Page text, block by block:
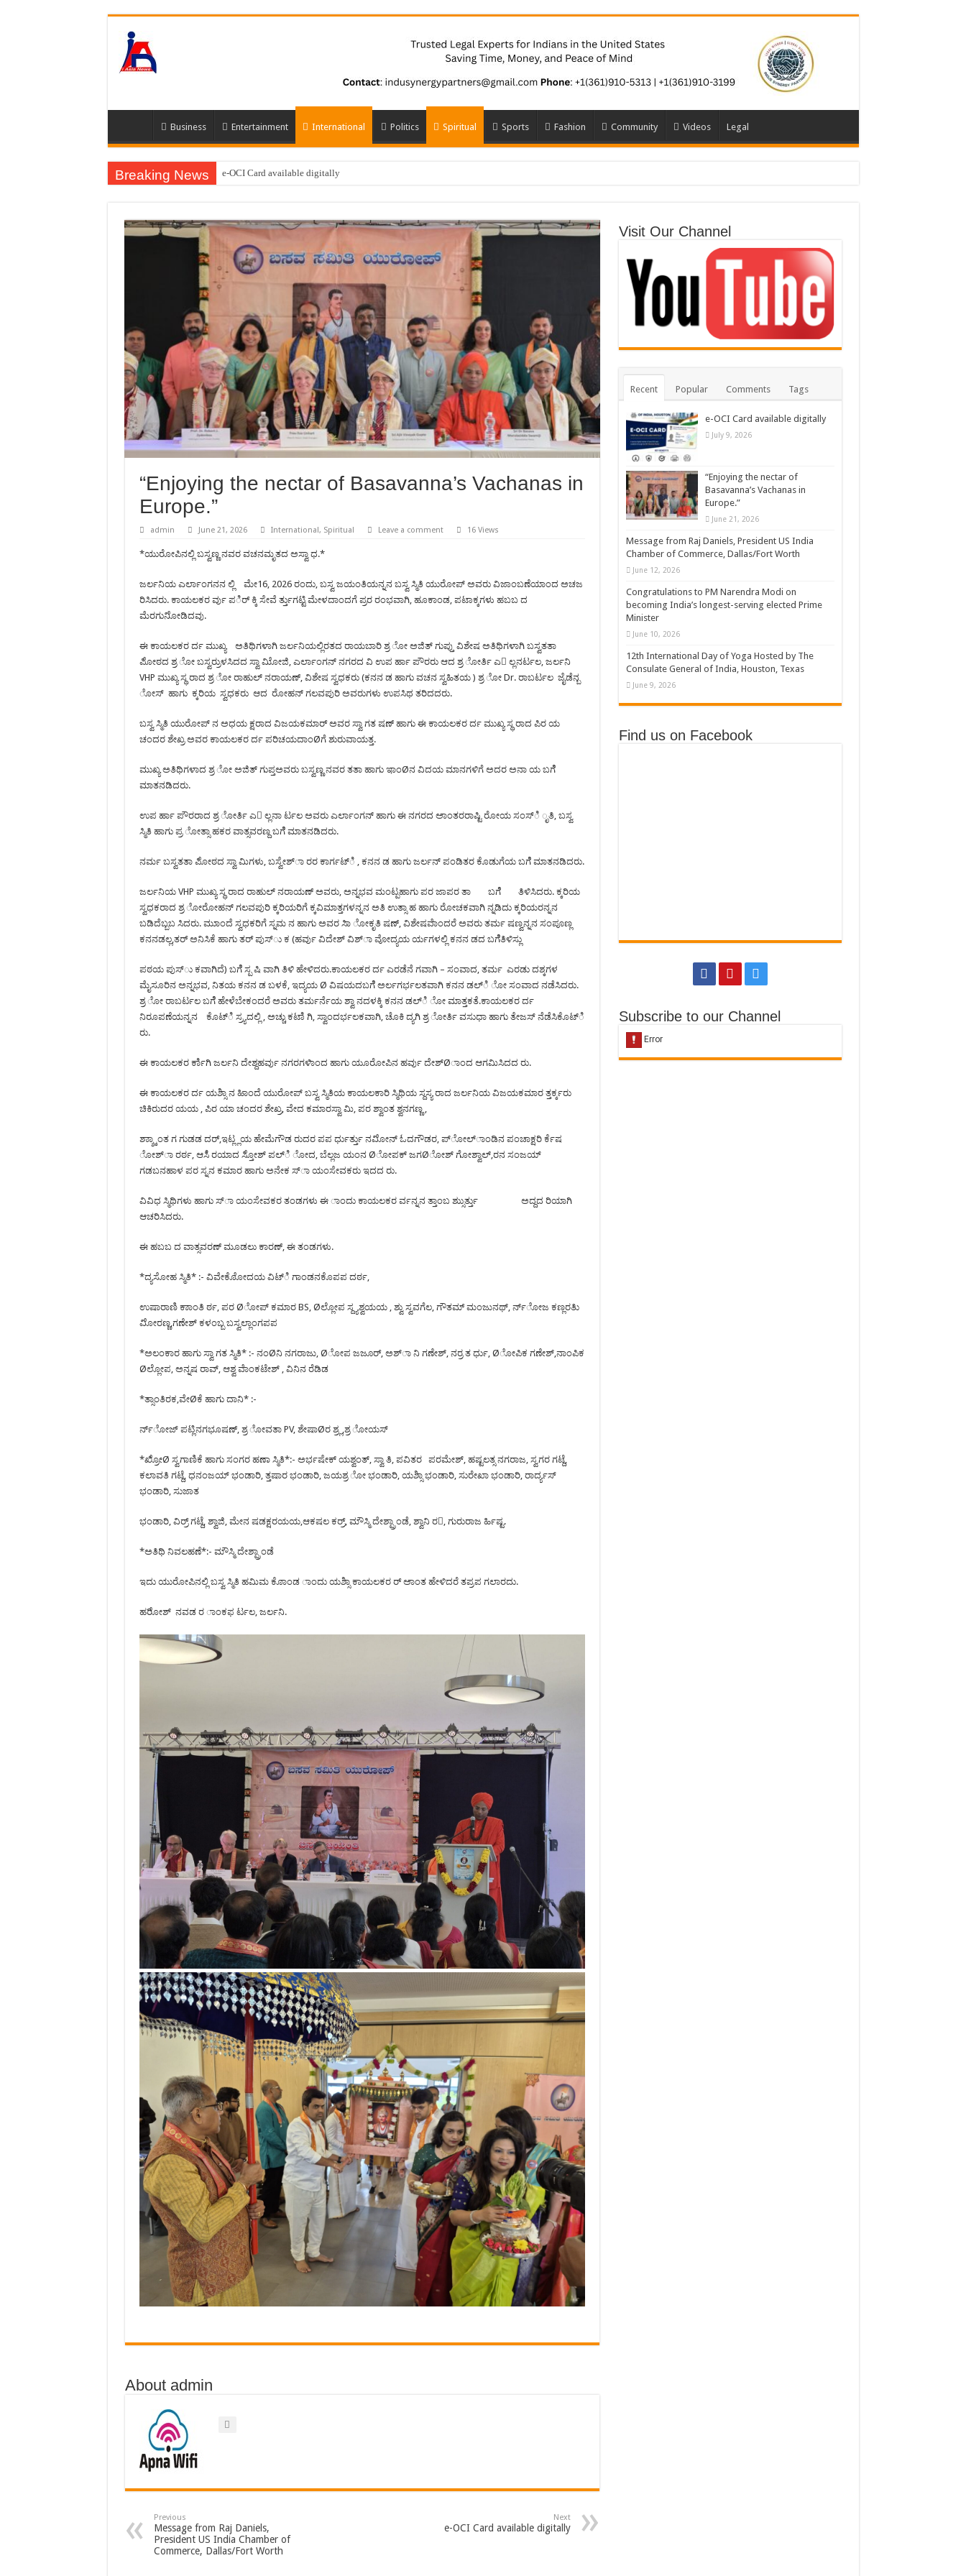
Business Entertainment International Politics Spiritual Sports Fashion Community Videos Legal
Breaking News e-OCI Card available digitally
“Enjoying the nectar of Basavanna’s Vachanas in
Europe.”
admin June 21, 2026 International, Spiritual Leave a comment 16 Views
*ಯುರೋಪಿನಲ್ಲಿ ಬಸ್ವಣ್ಣ ನವರ ವಚನಮೃತದ ಅಸ್ವಾ ಧ.*
ಜರ್ಲನಿಯ ಎರ್ಲಾಂಗನನ ಲ್ಲಿ ಮೇ16, 2026 ರಂದು, ಬಸ್ವ ಜಯಂತಿಯನ್ನನ ಬಸ್ವ ಸ್ಮಿತಿ ಯುರೋಪ್ ಅವರು ವಿಜಾಂಬಣೆಯಾಂದ ಅಚಜ
ರಿಸಿದರು. ಕಾಯಲಕರ ರ್ವು ಪರ್ಿ ಕ್ಕಿ ಸೇವೆ ರ್ತ್ತುಗಟ್ಟಿ ಮೇಳದಾಂದಗೆ ಪ್ರರ ರಂಭವಾಗಿ, ಹೂಕಾಂಡ, ಪಟಾಕ್ಕಗಳು ಹಬಬ ದ
ಮೆರಗುನಿೋಡಿದವು.
ಈ ಕಾಯಲಕರ ರ್ದ ಮುಖ್ಯ ಅತಿಥಿಗಳಾಗಿ ಜರ್ಲನಿಯಲ್ಲಿರತದ ರಾಯಬಾರಿ ಶ್ರ ೋ ಅಜಿತ್ ಗುಪ್ತು ವಿಶೇಷ ಅತಿಥಿಗಳಾಗಿ ಬಸ್ವತತಾ
ಪಿೋಠದ ಶ್ರ ೋ ಬಸ್ವರ್ರುಳಸಿದದ ಸ್ವಾ ಮಿೋಜಿ, ಎರ್ಲಾಂಗನ್ ನಗರದ ವಿ ಉಪ ರ್ಹಾ ಪೌರರು ಆದ ಶ್ರ ೋರ್ತಿ ಎ ಲ್ಲನರ್ಟಲ, ಜರ್ಲನಿ
VHP ಮುಖ್ಯ ಸ್ಥ ರಾದ ಶ್ರ ೋ ರಾಹುಲ್ ನರಾಯಣ್, ವಿಶೇಷ ಸ್ವಧಕರು (ಕನನ ಡ ಹಾಗು ವಚನ ಸ್ವಹಿತಯ ) ಶ್ರ ೋ Dr. ರಾಬರ್ಟಲ ಜೈಡೆನ್ಬ
ೋಸ್ ಹಾಗು ಕ್ಕರಿಯ ಸ್ವಧಕರು ಆದ ರೋಹನ್ ಗಲವಪುರಿ ಅವರುಗಳು ಉಪಸಿಥ ತರಿದದರು.
ಬಸ್ವ ಸ್ಮಿತಿ ಯುರೋಪ್ ನ ಅಧಯ ಕ್ಷರಾದ ವಿಜಯಕಮಾರ್ ಅವರ ಸ್ವಾ ಗತ ಷಣ್ ಹಾಗು ಈ ಕಾಯಲಕರ ರ್ದ ಮುಖ್ಯ ಸ್ಥ ರಾದ ಪಿರ ಯ
ಚಂದರ ಶೇಖ್ರ ಅವರ ಕಾಯಲಕರ ರ್ದ ಪರಿಚಯದಾಂØಗೆ ಶುರುವಾಯತ್ತ.
ಮುಖ್ಯ ಅತಿಥಿಗಳಾದ ಶ್ರ ೋ ಅಜಿತ್ ಗುಪ್ತಅವರು ಬಸ್ವಣ್ಣ ನವರ ತತಾ ಹಾಗು ಇಾಂØನ ವಿದಯ ಮಾನಗಳಿಗೆ ಅದರ ಅನಾ ಯ ಬಗೆೆ
ಮಾತನಡಿದರು.
ಉಪ ರ್ಹಾ ಪೌರರಾದ ಶ್ರ ೋರ್ತಿ ಎ ಲ್ಲನಾ ರ್ಟಲ ಅವರು ಎರ್ಲಾಂಗನ್ ಹಾಗು ಈ ನಗರದ ಅಾಂತರರಾಷ್ಟಿ ರೋಯ ಸಂಸ್ಿ ೃತಿ, ಬಸ್ವ
ಸ್ಮಿತಿ ಹಾಗು ಪ್ರ ೋತ್ಸಾ ಹಕರ ವಾತ್ಸವರಣ್ದ ಬಗೆೆ ಮಾತನಡಿದರು.
ನರ್ಮ ಬಸ್ವತತಾ ಪಿೋಠದ ಸ್ವಾ ಮಿಗಳು, ಬಸ್ವೇಶ್ಾ ರರ ಕಾರ್ಗಟ್ಿ , ಕನನ ಡ ಹಾಗು ಜರ್ಲನ್ ಪಂಡಿತರ ಕೊಡುಗೆಯ ಬಗೆೆ ಮಾತನಡಿದರು.
ಜರ್ಲನಿಯ VHP ಮುಖ್ಯ ಸ್ಥ ರಾದ ರಾಹುಲ್ ನರಾಯಣ್ ಅವರು, ಅನ್ನಭವ ಮಂಟ್ಪಹಾಗು ಪರ ಜಾಪರ ತಾ ಬಗೆೆ ತಿಳಿಸಿದರು. ಕ್ಕರಿಯ
ಸ್ವಧಕರಾದ ಶ್ರ ೋರೋಹನ್ ಗಲವಪುರಿ ಕ್ಕರಿಯರಿಗೆ ಕ್ಕವಿಮಾತ್ತಗಳನ್ನನ ಅತಿ ಉತ್ಸಾ ಹ ಹಾಗು ರೋಚಕವಾಗಿ ನ್ನಡಿದು ಕ್ಕರಿಯರನ್ನನ
ಬಡಿದೆಬ್ಬಬ ಸಿದರು. ಮುಾಂದೆ ಸ್ವಧಕರಿಗೆ ಸ್ನಮ ನ ಹಾಗು ಅವರ ಸಿಾ ೋಕೃತಿ ಷಣ್, ವಿಶೇಷವೆಾಂದರೆ ಅವರು ತರ್ಮ ಷಣ್ವನ್ನನ ಸಂಪೂಣ್ಲ
ಕನನಡಲ್ಲ,ತರ್ ಅನಿಸಿಕೆ ಹಾಗು ತರ್ ಪುಸ್ು ಕ (ಹರ್ವು ವಿದೇಶ್ ವಿಶ್ಾ ವೋದ್ಯಯ ರ್ಯಗಳಲ್ಲಿ ಕನನ ಡದ ಬಗೆೆತಿಳಿಸ್ಲು
ಪಠಯ ಪುಸ್ು ಕವಾಗಿದೆ) ಬಗೆೆ ಸ್ಪ ಷಿ ವಾಗಿ ತಿಳಿ ಹೇಳಿದರು.ಕಾಯಲಕರ ರ್ದ ಎರಡೆನೆ ಗವಾಗಿ – ಸಂವಾದ, ತರ್ಮ ಎರಡು ದಶ್ಕಗಳ
ಮೈಸೂರಿನ ಅನ್ನಭವ, ನಿತಯ ಕನನ ಡ ಬಳಕೆ, ಇದ್ಯಯ Ø ವಿಷಯದಬಗೆೆ ಅರ್ಲಗರ್ಭಲತವಾಗಿ ಕನನ ಡಲ್ಿ ೋ ಸಂವಾದ ನಡೆಸಿದರು.
ಶ್ರ ೋ ರಾಬರ್ಟಲ ಬಗೆೆ ಹೇಳೆಬೇಕಂದರೆ ಅವರು ತರ್ಮರ್ನೆಯ ಶ್ವಾ ನದಳಕ್ಕಿ ಕನನ ಡಲ್ಿ ೋ ಮಾತ್ತಕತೆ.ಕಾಯಲಕರ ರ್ದ
ನಿರೂಪಣೆಯನ್ನನ ಕೊಟ್ಿ ಸ್ರ್ಯದಲ್ಲಿ , ಅಚ್ಚು ಕಟಾಿ ಗಿ, ಸ್ವಾಂದರ್ಭಲಕವಾಗಿ, ಚೊಕಿ ದ್ಯಗಿ ಶ್ರ ೋರ್ತಿ ವಸುಧಾ ಹಾಗು ತೇಜಸ್ ನೆಡೆಸಿಕೊಟ್ಿ
ರು.
ಈ ಕಾಯಲಕರ ರ್ಕಾಿಗಿ ಜರ್ಲನಿ ದೇಶ್ದಹರ್ವು ನಗರಗಳಿಾಂದ ಹಾಗು ಯೂರೋಪಿನ ಹರ್ವು ದೇಶ್Øಾಂದ ಆಗಮಿಸಿದದ ರು.
ಈ ಕಾಯಲಕರ ರ್ದ ಯಶ್ಸಿಾ ನ ಹಿಾಂದೆ ಯುರೋಪ್ ಬಸ್ವ ಸ್ಮಿತಿಯ ಕಾಯಲಕಾರಿ ಸ್ಮಿಥಿಯ ಸ್ದಸ್ಯ ರಾದ ಜರ್ಲನಿಯ ವಿಜಯಕಮಾರ ತ್ತರ್ಕ್ಕರು
ಚಿಕಿರುದರ ಯಯ , ಪಿರ ಯಾ ಚಂದರ ಶೇಖ್ರ, ವೇದ ಕಮಾರಸ್ವಾ ಮಿ, ಪರ ಶ್ವಾಂತ ಶ್ವನಗಣ್ಣ ,
ಶ್ಶ್ಕಾಾಂತ ಗ ಗುಡಡ ದರ್,ಇಟ್ಲ್ಲಯ ಹೇಮೆಗೌಡ ರುದರ ಪಪ ರ್ಧುರ್ತ್ತು ನವಿೋನ್ ಓದಗೌಡರ, ಪ್ೋಲ್ಾಂಡಿನ ಪಂಚಾಕ್ಷರಿ ರ್ಕೆಷ
ೋಶ್ಾ ರರ್ಠ, ಆಸಿಿ ರಯಾದ ಸ್ತಿೋಶ್ ಪಲ್ಿ ೋದ, ಬೆಲ್ಲಜ ಯಂನ Øೋಪಕ್ ಜಗØೋಶ್ ಗೋಶ್ವಾಲ್,ರನ ಸಂಜಯ್
ಗಡಬನಹಾಳ ಪರ ಸ್ನನ ಕಮಾರ ಹಾಗು ಅನೇಕ ಸ್ಾ ಯಂಸೇವಕರು ಇದದ ರು.
ವಿವಿಧ ಸ್ಮಿಥಿಗಳು ಹಾಗು ಸ್ಾ ಯಂಸೇವಕರ ತಂಡಗಳು ಈ ಾಂದು ಕಾಯಲಕರ ರ್ವನ್ನನ ತ್ತಾಂಬ ಶ್ಸುುರ್ತ್ತು ಅದ್ದದ ರಿಯಾಗಿ
ಆಚರಿಸಿದರು.
ಈ ಹಬಬ ದ ವಾತ್ಸವರಣ್ ಮೂಡಲು ಕಾರಣ್, ಈ ತಂಡಗಳು.
*ದ್ಯಸೋಹ ಸ್ಮಿತಿ* :- ವಿವೇಕೊೋದಯ ವಿಟ್ಿ ಗಾಂಡನಕೊಪಪ ದರ್ಠ,
ಉಷಾರಾಣಿ ಕಾಾಂತಿ ರ್ಠ, ಪರ Øೋಪ್ ಕಮಾರ BS, Øಲ್ಲೋಪ ಸ್ದ್ಯಶ್ವಯಯ , ಶ್ವು ಸ್ವವಗೆಲ, ಗೌತಮ್ ಮಂಜುನಥ್, ರ್ನ್ೋಜ ಕಣ್ಲರತಿು
ವಿೋರಣ್ಣ,ಗಣೇಶ್ ಕಳಂಬ್ಬ ಬಸ್ವಲ್ಲಾಂಗಪಪ
*ಅಲಂಕಾರ ಹಾಗು ಸ್ವಾ ಗತ ಸ್ಮಿತಿ* :- ನಂØನಿ ನಗರಾಜು, Øೋಪ ಜಜೂರ್, ಅಶ್ಾ ನಿ ಗಣೇಶ್, ನರ್ರ ತ ರ್ಧು, Øೋಪಿಕ ಗಣೇಶ್,ನಾಂಪಿಕ
Øಲ್ಲೋಪ, ಅನ್ನಷ ರಾವ್, ಆಶ್ವ ವೆಾಂಕಟೇಶ್ , ವಿನಿನ ರೆಡಿಡ
*ತ್ಸಾಂತಿರಕ,ವೇØಕೆ ಹಾಗು ದಾನಿ* :-
ರ್ನ್ೋಜ್ ಪಟ್ಲಿನಗಭೂಷಣ್, ಶ್ರ ೋವತಾ PV, ಶೇಷಾØರ ಶ್ರ್ಲ,ಶ್ರ ೋಯಸ್
*ಖ್ರಿೋØ ಸ್ವಗಾಣಿಕೆ ಹಾಗು ಸಂಗರ ಹಣಾ ಸ್ಮಿತಿ*:- ಅರ್ಭಷೇಕ್ ಯಶ್ವಂತ್, ಸ್ವಾ ತಿ, ಪವಿತರ ಪರಮೇಶ್, ಹಷ್ಟಲತ್ಸ ನಗರಾಜ, ಸ್ವಗರ ಗಟ್ದೆ,
ಕಲಾವತಿ ಗಟ್ದೆ, ಧನಂಜಯ್ ಭಂಡಾರಿ, ತ್ತಷಾರ ಭಂಡಾರಿ, ಜಯಶ್ರ ೋ ಭಂಡಾರಿ, ಯಶ್ಸಿಾ ಭಂಡಾರಿ, ಸುರೇಖಾ ಭಂಡಾರಿ, ರಾರ್ದ್ಯಸ್
ಭಂಡಾರಿ, ಸುಜಾತ
ಭಂಡಾರಿ, ವಿರ್ರ್ ಗಟ್ದೆ, ಶ್ವಾಜಿ, ಮೇನ ಷಡಕ್ಷರಯಯ,ಆಕಷಲ ಕರ್ರ್, ಮೌಸ್ಮಿ ದೇಶ್ಪ್ರಾಂಡೆ, ಶ್ವಾನಿ ರ, ಗುರುರಾಜ ರ್ಹಿಷ್ಟ.
*ಅತಿಥಿ ನಿವಲಹಣೆ*:- ಮೌಸ್ಮಿ ದೇಶ್ಪ್ರಾಂಡೆ
ಇದು ಯುರೋಪಿನಲ್ಲಿ ಬಸ್ವ ಸ್ಮಿತಿ ಹಮಿಮ ಕೊಾಂಡ ಾಂದು ಯಶ್ಸಿಾ ಕಾಯಲಕರ ರ್ ಅಾಂತ ಹೇಳಿದರೆ ತಪ್ರಪ ಗಲಾರದು.
ಹರಿೋಶ್ ನವಡ ರ ಾಂಕಫ ರ್ಟಲ, ಜರ್ಲನಿ.
About admin
Previous
Message from Raj Daniels,
President US India Chamber of
Commerce, Dallas/Fort Worth
Next
e-OCI Card available digitally
Visit Our Channel
Recent Popular Comments Tags
e-OCI Card available digitally
July 9, 2026
“Enjoying the nectar of
Basavanna’s Vachanas in
Europe.”
June 21, 2026
Message from Raj Daniels, President US India
Chamber of Commerce, Dallas/Fort Worth
June 12, 2026
Congratulations to PM Narendra Modi on
becoming India’s longest-serving elected Prime
Minister
June 10, 2026
12th International Day of Yoga Hosted by The
Consulate General of India, Houston, Texas
June 9, 2026
Find us on Facebook
Subscribe to our Channel